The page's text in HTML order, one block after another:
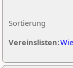
Sortierung
Vereinslisten: